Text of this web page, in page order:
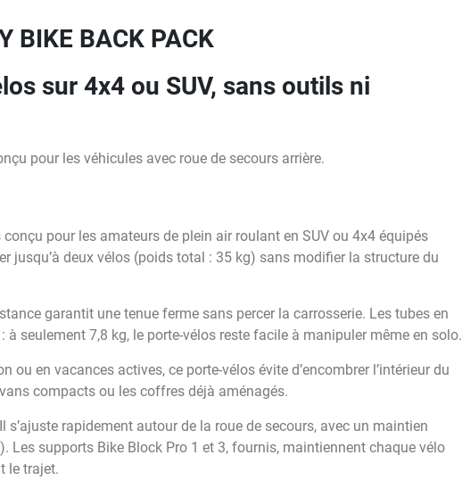
BIKE BACK PACK
sur 4x4 ou SUV, sans outils ni
pour les véhicules avec roue de secours arrière.
pour les amateurs de plein air roulant en SUV ou 4x4 équipés
jusqu’à deux vélos (poids total : 35 kg) sans modifier la structure du
garantit une tenue ferme sans percer la carrosserie. Les tubes en
seulement 7,8 kg, le porte-vélos reste facile à manipuler même en solo.
en vacances actives, ce porte-vélos évite d’encombrer l’intérieur du
compacts ou les coffres déjà aménagés.
s’ajuste rapidement autour de la roue de secours, avec un maintien
Les supports Bike Block Pro 1 et 3, fournis, maintiennent chaque vélo
le trajet.